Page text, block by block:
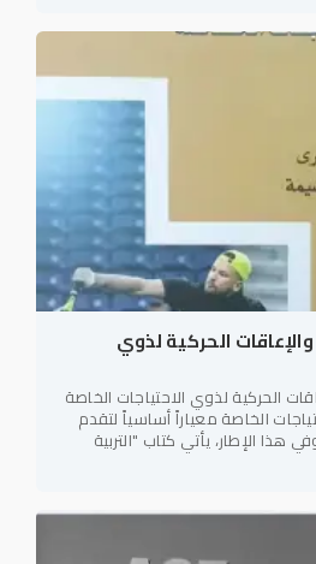
والإعاقات الحركية لذوي
الحركية لذوي الاحتياجات الخاصة
الخاصة معياراً أساسياً لتقدم
هذا الإطار، يأتي كتاب "التربية